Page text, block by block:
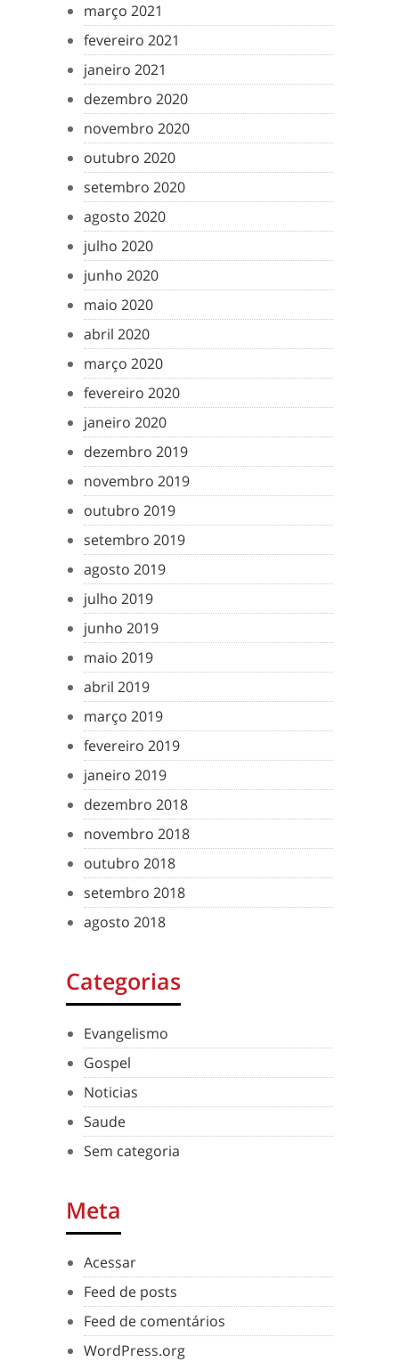
março 2021
fevereiro 2021
janeiro 2021
dezembro 2020
novembro 2020
outubro 2020
setembro 2020
agosto 2020
julho 2020
junho 2020
maio 2020
abril 2020
março 2020
fevereiro 2020
janeiro 2020
dezembro 2019
novembro 2019
outubro 2019
setembro 2019
agosto 2019
julho 2019
junho 2019
maio 2019
abril 2019
março 2019
fevereiro 2019
janeiro 2019
dezembro 2018
novembro 2018
outubro 2018
setembro 2018
agosto 2018
Categorias
Evangelismo
Gospel
Noticias
Saude
Sem categoria
Meta
Acessar
Feed de posts
Feed de comentários
WordPress.org